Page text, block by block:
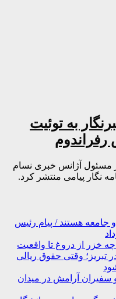
به توئیت
رفراندوم
مسئول آژانس خبری نسام
نگار پیامی منتشر کرد.
جامعه هستند / پیام رئیس
خزر از دروغ تا واقعیت
تبریز؛ وقتی حقوق ریالی
سفیران آرامش در میدان